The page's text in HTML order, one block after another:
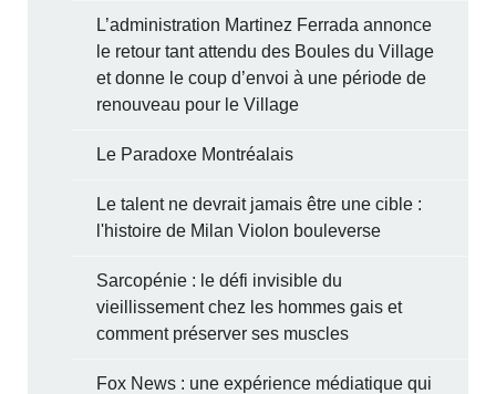
L’administration Martinez Ferrada annonce
le retour tant attendu des Boules du Village
et donne le coup d’envoi à une période de
renouveau pour le Village
Le Paradoxe Montréalais
Le talent ne devrait jamais être une cible :
l'histoire de Milan Violon bouleverse
Sarcopénie : le défi invisible du
vieillissement chez les hommes gais et
comment préserver ses muscles
Fox News : une expérience médiatique qui